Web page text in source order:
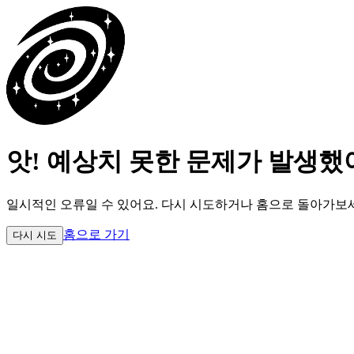
앗! 예상치 못한 문제가 발생했
일시적인 오류일 수 있어요. 다시 시도하거나 홈으로 돌아가보
다시 시도 홈으로 가기